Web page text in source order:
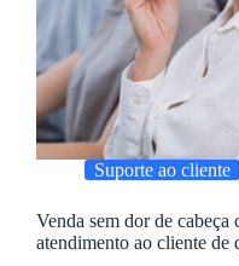
Suporte ao cliente
Venda sem dor de
atendimento ao cliente de